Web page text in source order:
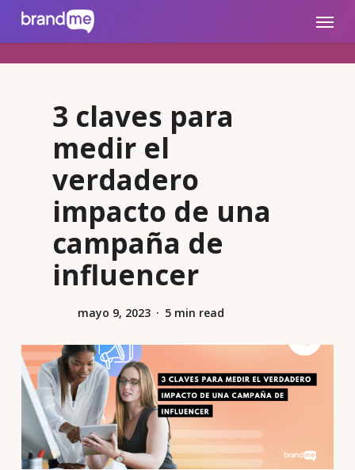
brandme.la Menu
3 claves para
medir el
verdadero
impacto de una
campaña de
influencer
mayo 9, 2023 5 min read